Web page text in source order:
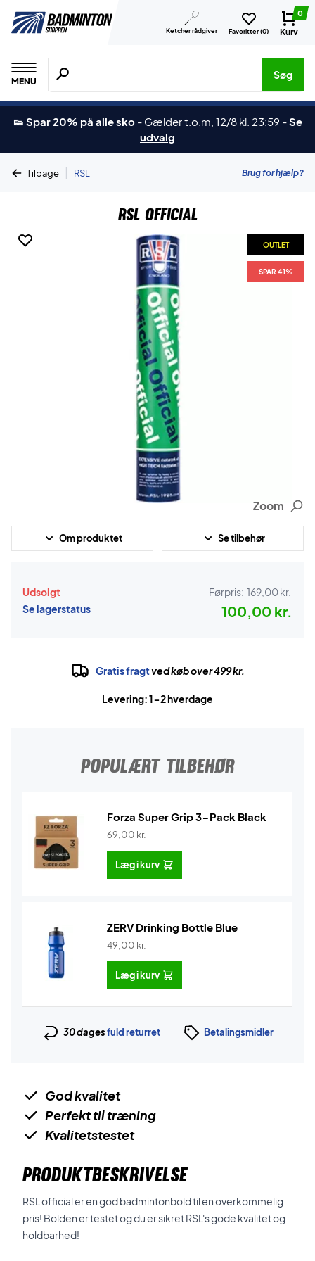
Ketcher rådgiver Favoritter (0)
0
Kurv
MENU
Søg efter produkter, mærker etc.
Søg
👟 Spar 20% på alle sko - Gælder t.o.m, 12/8 kl. 23:59 -Se
udvalg
Tilbage | RSL Brug for hjælp?
RSL Official
OUTLET
SPAR 41%
Zoom
Om produktet Se tilbehør
Udsolgt
Se lagerstatus
Førpris: 169,00 kr.
100,00 kr.
Gratis fragtved køb over 499 kr.
Levering: 1-2 hverdage
POPULÆRT TILBEHØR
Forza Super Grip 3-Pack Black
69,00 kr.
Læg i kurv
ZERV Drinking Bottle Blue
49,00 kr.
Læg i kurv
30 dagesfuld returret Betalingsmidler
God kvalitet
Perfekt til træning
Kvalitetstestet
PRODUKTBESKRIVELSE
RSL official er en god badmintonbold til en overkommelig
pris! Bolden er testet og du er sikret RSL's gode kvalitet og
holdbarhed!